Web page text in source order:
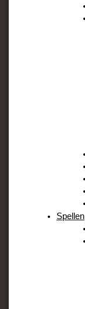
Spellen